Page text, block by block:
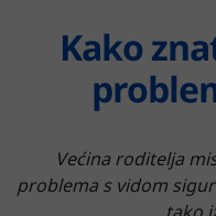
Kako
Većina roditelja
problema s vidom